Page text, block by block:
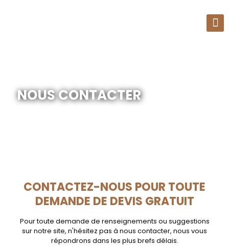
NOUS CONTACTER
CONTACTEZ-NOUS POUR TOUTE
DEMANDE DE DEVIS GRATUIT
Pour toute demande de renseignements ou suggestions
sur notre site, n'hésitez pas à nous contacter, nous vous
répondrons dans les plus brefs délais.